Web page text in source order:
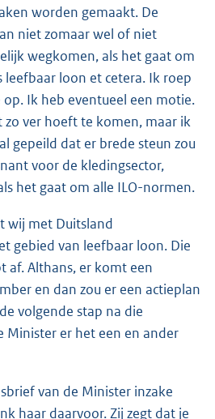
worden gemaakt. De
niet zomaar wel of niet
wegkomen, als het gaat om
leefbaar loon et cetera. Ik roep
Ik heb eventueel een motie.
ver hoeft te komen, maar ik
gepeild dat er brede steun zou
voor de kledingsector,
het gaat om alle ILO-normen.
wij met Duitsland
gebied van leefbaar loon. Die
af. Althans, er komt een
en dan zou er een actieplan
volgende stap na die
Minister er het een en ander
van de Minister inzake
haar daarvoor. Zij zegt dat je